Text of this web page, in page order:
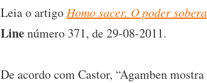
Leia o artigo Homo sacer. O poder
Linenúmero 371, de 29-08-2011.
De acordo com Castor, “Agamben